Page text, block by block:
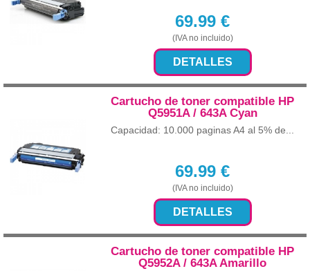
69.99 €
(IVA no incluido)
DETALLES
Cartucho de toner compatible HP
Q5951A / 643A Cyan
Capacidad: 10.000 paginas A4 al 5% de...
69.99 €
(IVA no incluido)
DETALLES
Cartucho de toner compatible HP
Q5952A / 643A Amarillo